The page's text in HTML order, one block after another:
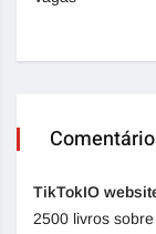
TikTokIO
2500 livros